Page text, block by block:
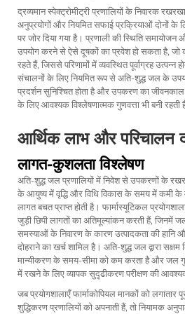
द्रव्यमान स्पेक्ट्रोमीट्री प्रणालियों के निवारक
अनुप्रयोगों और नियमित सफाई प्रक्रियाओं दोनों के
पर जोर दिया गया है। प्रणाली की स्थिति
उपयोग करने से ऐसे दूषकों का प्रवेश हो सकता है, जो
रहते हैं, जिससे परिणामों में व्यवस्थित पूर्वाग्रह उत्पन्न
संचालनों के लिए नियमित रूप से अति-शुद्ध जल के
प्रदर्शन सुनिश्चित होता है और उपकरण का
के लिए आवश्यक विश्लेषणात्मक गुणवत्ता भी बनी रहती
आर्थिक लाभ और परिचालन
लागत-कुशलता विश्लेषण
अति-शुद्ध जल प्रणालियों में निवेश से उपकरणों के
के आयुष्य में वृद्धि और विधि विकास के समय में कमी के
लागत बचत प्राप्त होती है। फार्मास्यूटिकल
जुड़ी छिपी लागतों का अतिमूल्यांकन करती हैं, जिनमें
समस्याओं के निवारण के कारण उत्पादकता की हानि
दोहराने का खर्च शामिल है। अति-शुद्ध जल द्वारा सक्षम
मान्यीकरण के समय-सीमा को कम करता है और जल
में रखने के लिए व्यापक सुदृढीकरण परीक्षण की
जब प्रयोगशालाएँ फार्माकोपियल मानकों को लगातार
शुद्धिकरण प्रणालियों को अपनाती हैं, तो नियामक